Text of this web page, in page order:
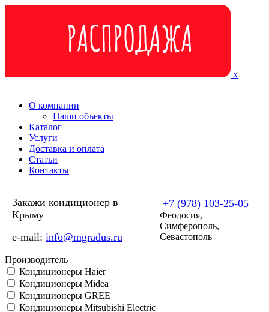
x
О компании
Наши объекты
Каталог
Услуги
Доставка и оплата
Статьи
Контакты
Закажи кондиционер в
Крыму
e-mail: info@mgradus.ru
+7 (978) 103-25-05
Феодосия,
Симферополь,
Севастополь
Производитель
Кондиционеры Haier
Кондиционеры Midea
Кондиционеры GREE
Кондиционеры Mitsubishi Electric